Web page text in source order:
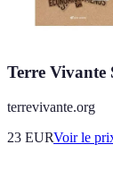
Terre Vivante
terrevivante.org
23 EURVoir le